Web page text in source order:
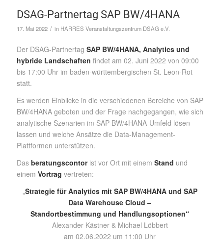
DSAG-Partnertag SAP BW/4HANA
17. Mai 2022 / in HARRES Veranstaltungszentrum DSAG e.V.
Der DSAG-Partnertag SAP BW/4HANA, Analytics und
hybride Landschaften findet am 02. Juni 2022 von 09:00
bis 17:00 Uhr im baden-württembergischen St. Leon-Rot
statt.
Es werden Einblicke in die verschiedenen Bereiche von SAP
BW/4HANA geboten und der Frage nachgegangen, wie sich
analytische Szenarien im SAP BW/4HANA-Umfeld lösen
lassen und welche Ansätze die Data-Management-
Plattformen unterstützen.
Das beratungscontorist vor Ort mit einem Stand und
einem Vortrag vertreten:
„Strategie für Analytics mit SAP BW/4HANA und SAP
Data Warehouse Cloud –
Standortbestimmung und Handlungsoptionen“
Alexander Kästner & Michael Löbbert
am 02.06.2022 um 11:00 Uhr